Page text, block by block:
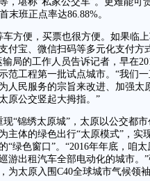
末班正点率达86.88%。
方便，买票也很方便。如果临
付宝、微信扫码等多元化支付方
局的工作人员告诉记者，早在
范工程第一批试点城市。“我们
人民服务的宗旨来改进、加强太
原公交竖起大拇指。”
“锦绣太原城”，太原以公交都
主体的绿色出行“太原模式”，实
“绿色窗口”。“2016年年底，咱
游出租汽车全部电动化的城市。
为太原入围C40全球城市气候领